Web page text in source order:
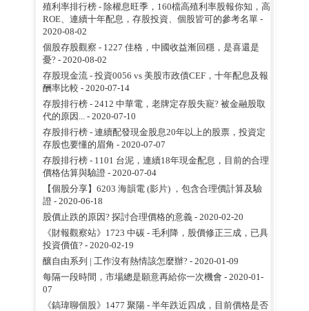
殖利率排行榜 - 除權息旺季，160檔高殖利率股報你知，高
ROE、連續十年配息，存股投資、個股皆可的參考名單-
2020-08-02
個股存股觀察 - 1227 佳格，中國收益漸回穩，是喜還是
憂?- 2020-08-02
存股現金流 - 投資0056 vs 美股市政債CEF，十年配息及報
酬率比較 - 2020-07-14
存股排行榜 - 2412 中華電，老牌定存股失寵? 被金融股取
代的原因...
- 2020-07-10
存股排行榜 - 連續配發現金股息20年以上的股票，投資定
存股也要懂的眉角 - 2020-07-07
存股排行榜 - 1101 台泥，連續18年現金配息，目前的合理
價格估算與驗證- 2020-07-04
【個股分享】6203 海韻電 (影片) ，包含合理價計算及驗
證- 2020-06-18
股價止跌的原因? 探討合理價格的意義- 2020-02-20
《財報觀察站》1723 中碳 - 毛利降，股價修正三成，已具
投資價值?- 2020-02-19
釀自由系列 | 工作沒有熱情該怎麼辦?- 2020-01-09
每隔一段時間，市場總是願意再給你一次機會 - 2020-01-
07
《鎬瑋聊個股》1477 聚陽 - 半年跌近四成，目前價格是否